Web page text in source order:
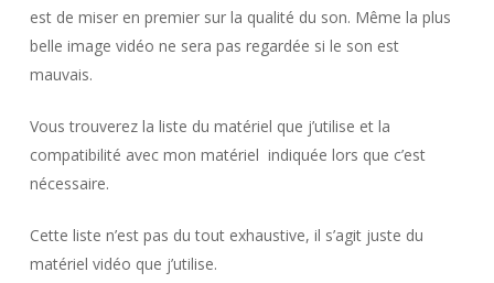
est de miser en premier sur la qualité du son. Même la plus
belle image vidéo ne sera pas regardée si le son est
mauvais.
Vous trouverez la liste du matériel que j’utilise et la
compatibilité avec mon matériel indiquée lors que c’est
nécessaire.
Cette liste n’est pas du tout exhaustive, il s’agit juste du
matériel vidéo que j’utilise.